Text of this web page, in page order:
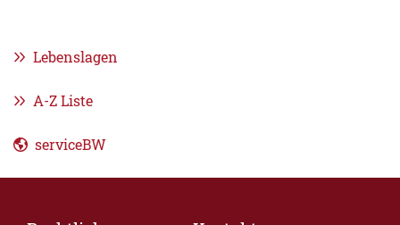
Lebenslagen
A-Z Liste
serviceBW